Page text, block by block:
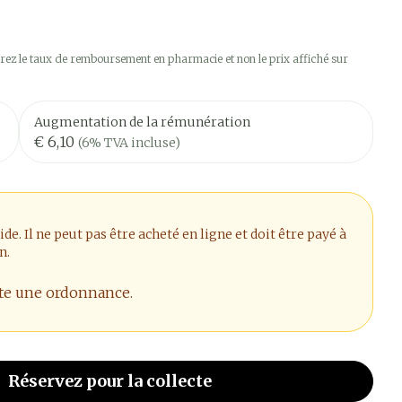
le taux de remboursement en pharmacie et non le prix affiché sur
Augmentation de la rémunération
€ 6,10 (6% TVA incluse)
Il ne peut pas être acheté en ligne et doit être payé à
une ordonnance.
Réservezpour la collecte